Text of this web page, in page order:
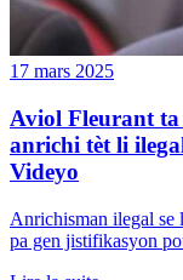
17 mars 2025
Aviol Fleurant
anrichi tèt li
Videyo
Anrichisman ilegal se
pa gen jistifikasyon